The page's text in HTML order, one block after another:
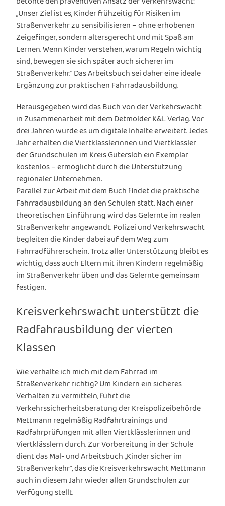
„Unser Ziel ist es, Kinder frühzeitig für Risiken im
Straßenverkehr zu sensibilisieren – ohne erhobenen
Zeigefinger, sondern altersgerecht und mit Spaß am
Lernen. Wenn Kinder verstehen, warum Regeln wichtig
sind, bewegen sie sich später auch sicherer im
Straßenverkehr.“ Das Arbeitsbuch sei daher eine ideale
Ergänzung zur praktischen Fahrradausbildung.
Herausgegeben wird das Buch von der Verkehrswacht
in Zusammenarbeit mit dem Detmolder K&L Verlag. Vor
drei Jahren wurde es um digitale Inhalte erweitert. Jedes
Jahr erhalten die Viertklässlerinnen und Viertklässler
der Grundschulen im Kreis Gütersloh ein Exemplar
kostenlos – ermöglicht durch die Unterstützung
regionaler Unternehmen.
Parallel zur Arbeit mit dem Buch findet die praktische
Fahrradausbildung an den Schulen statt. Nach einer
theoretischen Einführung wird das Gelernte im realen
Straßenverkehr angewandt. Polizei und Verkehrswacht
begleiten die Kinder dabei auf dem Weg zum
Fahrradführerschein. Trotz aller Unterstützung bleibt es
wichtig, dass auch Eltern mit ihren Kindern regelmäßig
im Straßenverkehr üben und das Gelernte gemeinsam
festigen.
Kreisverkehrswacht unterstützt die
Radfahrausbildung der vierten
Klassen
Wie verhalte ich mich mit dem Fahrrad im
Straßenverkehr richtig? Um Kindern ein sicheres
Verhalten zu vermitteln, führt die
Verkehrssicherheitsberatung der Kreispolizeibehörde
Mettmann regelmäßig Radfahrtrainings und
Radfahrprüfungen mit allen Viertklässlerinnen und
Viertklässlern durch. Zur Vorbereitung in der Schule
dient das Mal- und Arbeitsbuch „Kinder sicher im
Straßenverkehr“, das die Kreisverkehrswacht Mettmann
auch in diesem Jahr wieder allen Grundschulen zur
Verfügung stellt.